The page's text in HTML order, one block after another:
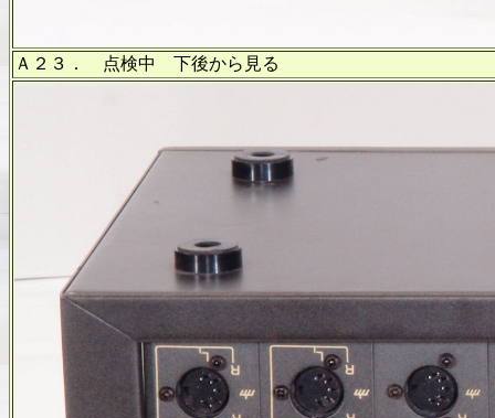
Ａ２３． 点検中 下後から見る